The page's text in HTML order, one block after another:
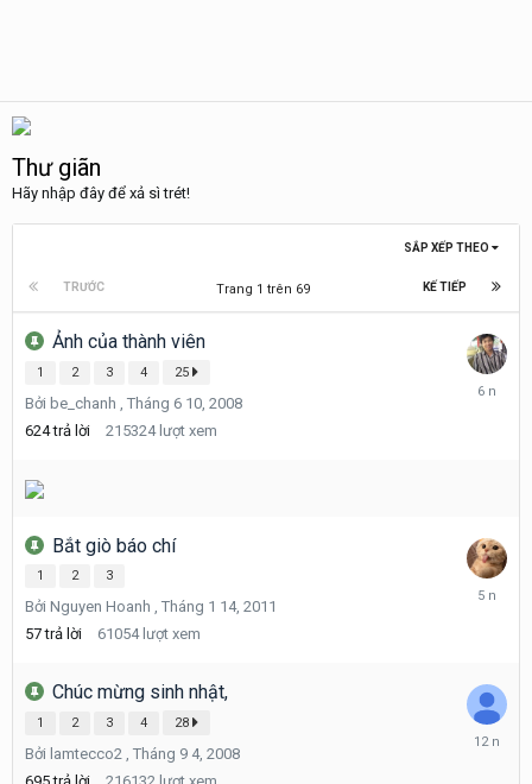
Thư giãn
Hãy nhập đây để xả sì trét!
SẮP XẾP THEO
TRƯỚC KẾ TIẾP
Trang 1 trên 69
Ảnh của thành viên
1 2 3 4 25
Bởi be_chanh , Tháng 6 10, 2008
624 trả lời 215324 lượt xem
Tháng
Bắt giò báo chí
1 2 3
Bởi Nguyen Hoanh , Tháng 1 14, 2011
57 trả lời 61054 lượt xem
Tháng
Chúc mừng sinh nhật,
1 2 3 4 28
Bởi lamtecco2 , Tháng 9 4, 2008
Tháng